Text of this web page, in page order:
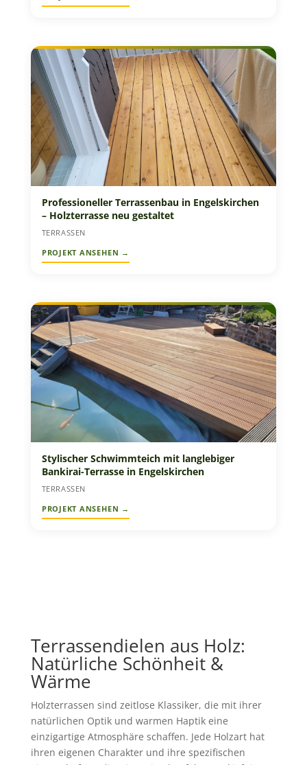
Professioneller Terrassenbau in Engelskirchen
– Holzterrasse neu gestaltet
TERRASSEN
Stylischer Schwimmteich mit langlebiger
Bankirai-Terrasse in Engelskirchen
TERRASSEN
Terrassendielen aus Holz:
Natürliche Schönheit &
Wärme
Holzterrassen sind zeitlose Klassiker, die mit ihrer
natürlichen Optik und warmen Haptik eine
einzigartige Atmosphäre schaffen. Jede Holzart hat
ihren eigenen Charakter und ihre spezifischen